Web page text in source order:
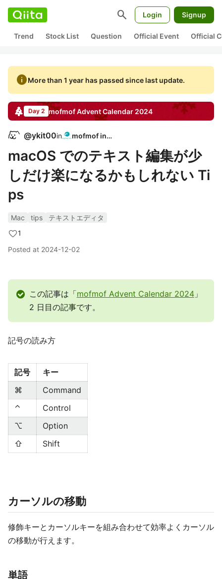
search Login Signup
Trend Stock List Question Official Event Official
infoMore than 1 year has passed since last update.
Day 2 mofmofAdvent Calendar 2024
@ykit00in mofmof inc.
macOS でのテキスト編集が少
しだけ楽になるかもしれない Ti
ps
Mac tips
テキストエディタ
1
Posted at 2024-12-02
この記事は「mofmof Advent Calendar 2024」
2 日目の記事です。
記号の読み方
記号
キー
⌘
Command
⌃
Control
⌥
Option
⇧
Shift
カーソルの移動
修飾キーとカーソルキーを組み合わせて効率よくカーソル
の移動が行えます。
単語